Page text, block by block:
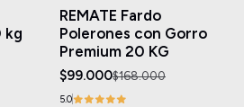
kg
REMATE Fardo
Polerones con Gorro
Premium 20 KG
$99.000$168.000
5.0